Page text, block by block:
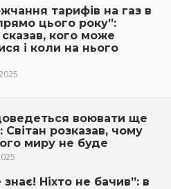
тарифів на газ в
цього року”:
кого може
і коли на нього
воювати ще
Світан розказав, чому
миру не буде
знає! Ніхто не бачив”: в